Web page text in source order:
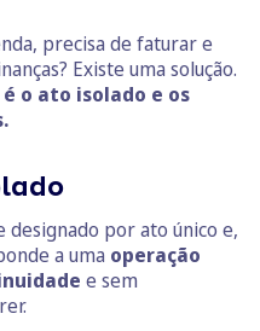
precisa de faturar e
Existe uma solução.
é o ato isolado e os
por ato único e,
a uma operação
e sem